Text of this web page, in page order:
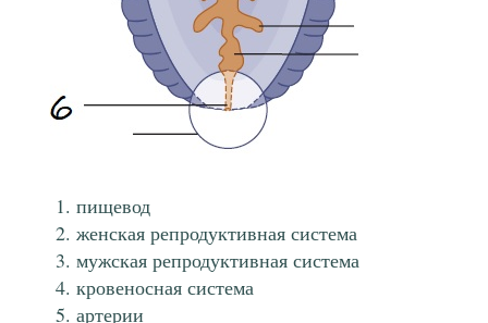
пищевод
женская репродуктивная система
мужская репродуктивная система
кровеносная система
артерии